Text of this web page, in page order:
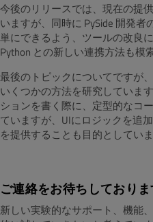
今後のリリースでは、現在の提
いますが、同時に PySide 開発
単にできるよう、ツールの改良
Python との新しい連携方法も模
最後のトピックについてですが
いくつかの方法を研究していま
ションを書く際に、定型的なコ
ていますが、UIにロジックを追
を提供することも目的としていま
ご連絡をお待ちしており
新しい実験的なサポート、機能